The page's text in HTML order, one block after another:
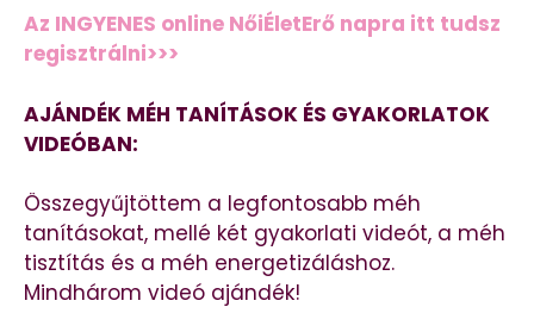
Az INGYENES online NőiÉletErő napra itt tudsz
regisztrálni>>>
AJÁNDÉK MÉH TANÍTÁSOK ÉS GYAKORLATOK
VIDEÓBAN:
Összegyűjtöttem a legfontosabb méh
tanításokat, mellé két gyakorlati videót, a méh
tisztítás és a méh energetizáláshoz.
Mindhárom videó ajándék!